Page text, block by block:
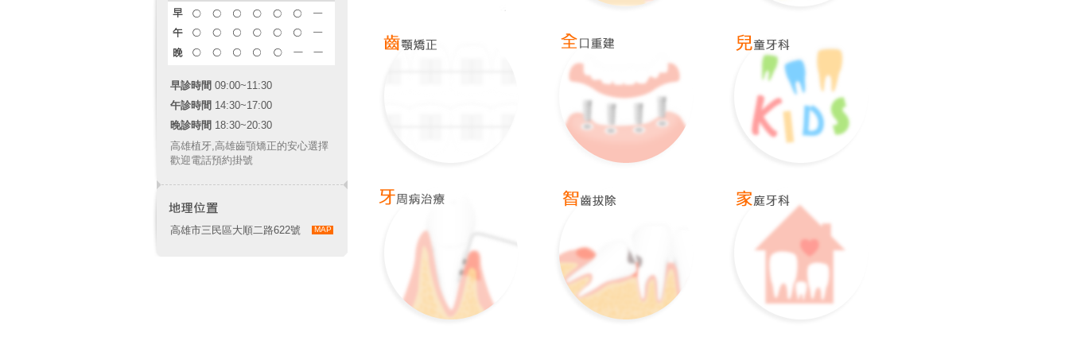
早診時間 09:00~11:30
午診時間 14:30~17:00
晚診時間 18:30~20:30
高雄植牙,高雄齒顎矯正的安心選擇
歡迎電話預約掛號
MAP
高雄市三民區大順二路622號
上顎植牙~ 上顎竇增高補骨 一般植牙、上顎竇增高術、迷 冷光美白、居家美白、噴砂美